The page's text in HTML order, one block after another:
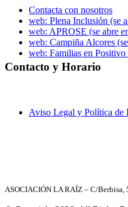
Contacta con nosotros
web: Plena Inclusión (se
web: APROSE (se abre
web: Campiña Alcores
web: Familias en Positivo
Contacto y Horario
Aviso Legal y Política de
ASOCIACIÓN LA RAÍZ – C/Berbisa,